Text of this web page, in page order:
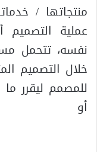
منتجاتها /
عملية
نفسه، تتحمل
خلال التصميم
للمصمم ليقرر
أو